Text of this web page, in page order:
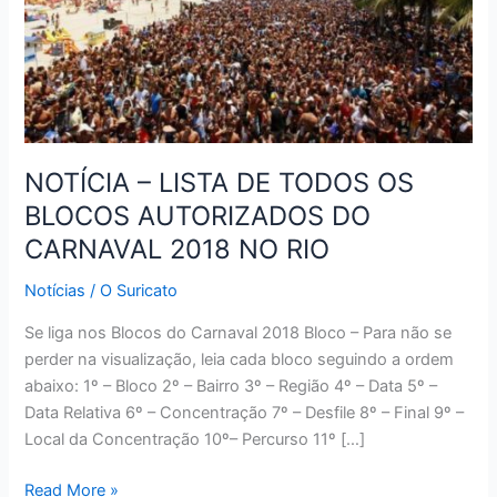
NOTÍCIA – LISTA DE TODOS OS
BLOCOS AUTORIZADOS DO
CARNAVAL 2018 NO RIO
Notícias /O Suricato
Se liga nos Blocos do Carnaval 2018 Bloco – Para não se
perder na visualização, leia cada bloco seguindo a ordem
abaixo: 1º – Bloco 2º – Bairro 3º – Região 4º – Data 5º –
Data Relativa 6º – Concentração 7º – Desfile 8º – Final 9º –
Local da Concentração 10º– Percurso 11º […]
NOTÍCIA
Read More »